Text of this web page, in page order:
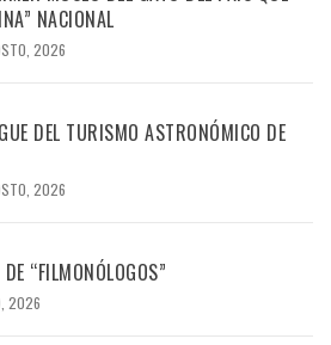
NACIONAL
2026
DEL TURISMO ASTRONÓMICO DE
2026
“FILMONÓLOGOS”
2026